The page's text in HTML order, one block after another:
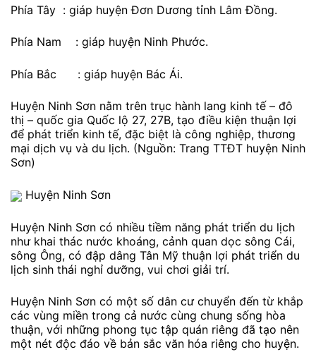
Phía Tây : giáp huyện Đơn Dương tỉnh Lâm Đồng.
Phía Nam : giáp huyện Ninh Phước.
Phía Bắc : giáp huyện Bác Ái.
Huyện Ninh Sơn nằm trên trục hành lang kinh tế – đô
thị – quốc gia Quốc lộ 27, 27B, tạo điều kiện thuận lợi
để phát triển kinh tế, đặc biệt là công nghiệp, thương
mại dịch vụ và du lịch. (Nguồn: Trang TTĐT huyện Ninh
Sơn)
Huyện Ninh Sơn
Huyện Ninh Sơn có nhiều tiềm năng phát triển du lịch
như khai thác nước khoáng, cảnh quan dọc sông Cái,
sông Ông, có đập dâng Tân Mỹ thuận lợi phát triển du
lịch sinh thái nghỉ dưỡng, vui chơi giải trí.
Huyện Ninh Sơn có một số dân cư chuyển đến từ khắp
các vùng miền trong cả nước cùng chung sống hòa
thuận, với những phong tục tập quán riêng đã tạo nên
một nét độc đáo về bản sắc văn hóa riêng cho huyện.